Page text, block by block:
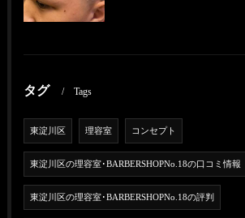
タグ Tags
東淀川区 理容室 コンセプト
東淀川区の理容室･BARBERSHOPNo.18の口コミ情報
東淀川区の理容室･BARBERSHOPNo.18の評判